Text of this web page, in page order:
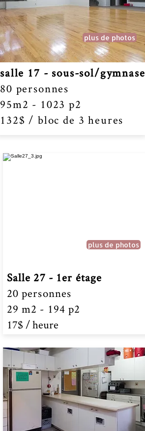
plus de photos
salle 17 - sous-sol/gymnase
80 personnes
95m2 - 1023 p2
132$ / bloc de 3 heures
plus de photos
Salle 27 - 1er étage
20 personnes
29 m2 - 194 p2
17$ /heure